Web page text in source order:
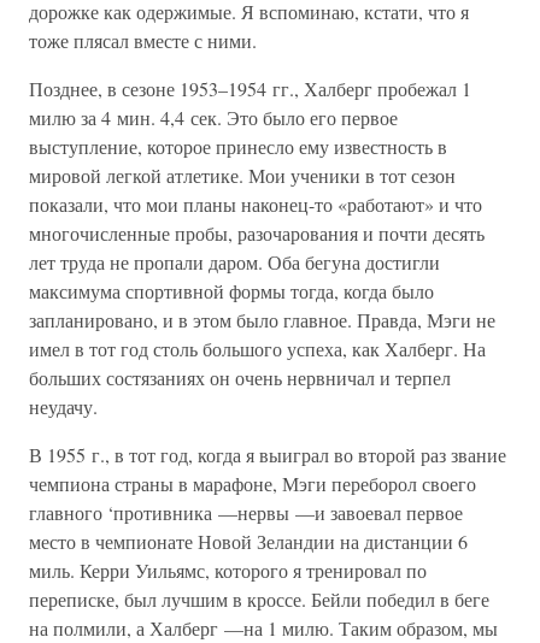
дорожке как одержимые. Я вспоминаю, кстати, что я
тоже плясал вместе с ними.
Позднее, в сезоне 1953–1954 гг., Халберг пробежал 1
милю за 4 мин. 4,4 сек. Это было его первое
выступление, которое принесло ему известность в
мировой легкой атлетике. Мои ученики в тот сезон
показали, что мои планы наконец-то «работают» и что
многочисленные пробы, разочарования и почти десять
лет труда не пропали даром. Оба бегуна достигли
максимума спортивной формы тогда, когда было
запланировано, и в этом было главное. Правда, Мэги не
имел в тот год столь большого успеха, как Халберг. На
больших состязаниях он очень нервничал и терпел
неудачу.
В 1955 г., в тот год, когда я выиграл во второй раз звание
чемпиона страны в марафоне, Мэги переборол своего
главного ‘противника —нервы —и завоевал первое
место в чемпионате Новой Зеландии на дистанции 6
миль. Керри Уильямс, которого я тренировал по
переписке, был лучшим в кроссе. Бейли победил в беге
на полмили, а Халберг —на 1 милю. Таким образом, мы